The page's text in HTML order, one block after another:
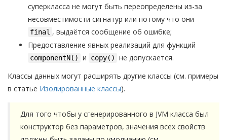
суперкласса не могут быть переопределены из-за
несовместимости сигнатур или потому что они
final , выдаётся сообщение об ошибке;
Предоставление явных реализаций для функций
componentN() и copy()
не допускается.
Классы данных могут расширять другие классы (см. примеры
в статье Изолированные классы).
Для того чтобы у сгенерированного в JVM класса был
конструктор без параметров, значения всех свойств